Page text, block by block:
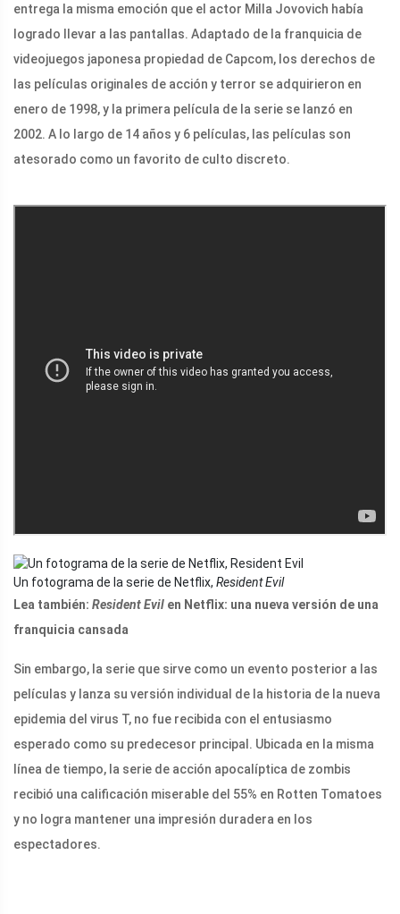
entrega la misma emoción que el actor Milla Jovovich había
logrado llevar a las pantallas. Adaptado de la franquicia de
videojuegos japonesa propiedad de Capcom, los derechos de
las películas originales de acción y terror se adquirieron en
enero de 1998, y la primera película de la serie se lanzó en
2002. A lo largo de 14 años y 6 películas, las películas son
atesorado como un favorito de culto discreto.
Un fotograma de la serie de Netflix, Resident Evil
Lea también: Resident Evil en Netflix: una nueva versión de una
franquicia cansada
Sin embargo, la serie que sirve como un evento posterior a las
películas y lanza su versión individual de la historia de la nueva
epidemia del virus T, no fue recibida con el entusiasmo
esperado como su predecesor principal. Ubicada en la misma
línea de tiempo, la serie de acción apocalíptica de zombis
recibió una calificación miserable del 55% en Rotten Tomatoes
y no logra mantener una impresión duradera en los
espectadores.